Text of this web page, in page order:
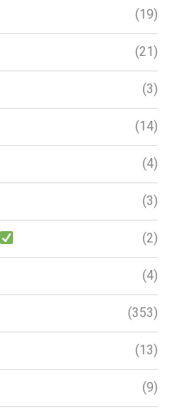
(19)
(21)
(3)
(14)
(4)
(3)
(2)
(4)
(353)
(13)
(9)